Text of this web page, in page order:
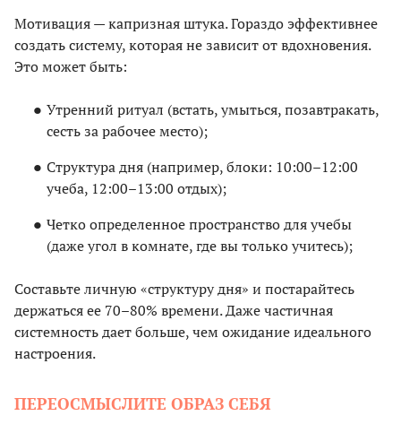
Мотивация — капризная штука. Гораздо эффективнее
создать систему, которая не зависит от вдохновения.
Это может быть:
Утренний ритуал (встать, умыться, позавтракать,
сесть за рабочее место);
Структура дня (например, блоки: 10:00–12:00
учеба, 12:00–13:00 отдых);
Четко определенное пространство для учебы
(даже угол в комнате, где вы только учитесь);
Составьте личную «структуру дня» и постарайтесь
держаться ее 70–80% времени. Даже частичная
системность дает больше, чем ожидание идеального
настроения.
ПЕРЕОСМЫСЛИТЕ ОБРАЗ СЕБЯ